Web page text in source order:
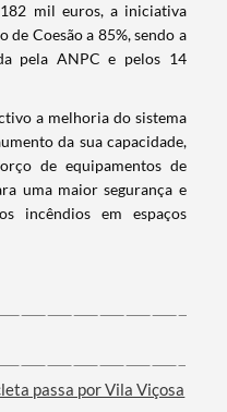
mil euros, a iniciativa
Coesão a 85%, sendo a
pela ANPC e pelos 14
a melhoria do sistema
da sua capacidade,
de equipamentos de
uma maior segurança e
incêndios em espaços
passa por Vila Viçosa